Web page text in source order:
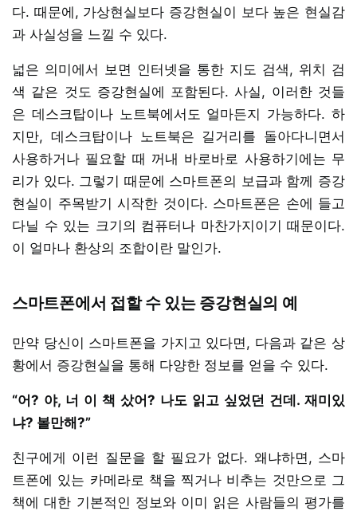
다. 때문에, 가상현실보다 증강현실이 보다 높은 현실감
과 사실성을 느낄 수 있다.
넓은 의미에서 보면 인터넷을 통한 지도 검색, 위치 검
색 같은 것도 증강현실에 포함된다. 사실, 이러한 것들
은 데스크탑이나 노트북에서도 얼마든지 가능하다. 하
지만, 데스크탑이나 노트북은 길거리를 돌아다니면서
사용하거나 필요할 때 꺼내 바로바로 사용하기에는 무
리가 있다. 그렇기 때문에 스마트폰의 보급과 함께 증강
현실이 주목받기 시작한 것이다. 스마트폰은 손에 들고
다닐 수 있는 크기의 컴퓨터나 마찬가지이기 때문이다.
이 얼마나 환상의 조합이란 말인가.
스마트폰에서 접할 수 있는 증강현실의 예
만약 당신이 스마트폰을 가지고 있다면, 다음과 같은 상
황에서 증강현실을 통해 다양한 정보를 얻을 수 있다.
“어? 야, 너 이 책 샀어? 나도 읽고 싶었던 건데. 재미있
냐? 볼만해?”
친구에게 이런 질문을 할 필요가 없다. 왜냐하면, 스마
트폰에 있는 카메라로 책을 찍거나 비추는 것만으로 그
책에 대한 기본적인 정보와 이미 읽은 사람들의 평가를